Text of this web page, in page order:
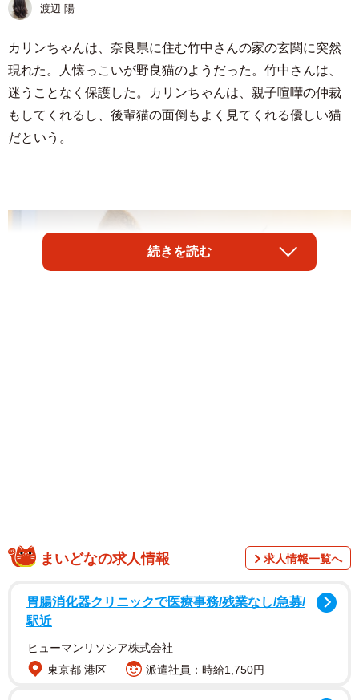
渡辺 陽
カリンちゃんは、奈良県に住む竹中さんの家の玄関に突然
現れた。人懐っこいが野良猫のようだった。竹中さんは、
迷うことなく保護した。カリンちゃんは、親子喧嘩の仲裁
もしてくれるし、後輩猫の面倒もよく見てくれる優しい猫
だという。
顔の毛も生えてきれいな猫になった
「家に入る？」と言ったら「ニャア」と返事
続きを読む
まいどなの求人情報 求人情報一覧へ
胃腸消化器クリニックで医療事務/残業なし/急募/
駅近
ヒューマンリソシア株式会社
東京都 港区
派遣社員：時給1,750円